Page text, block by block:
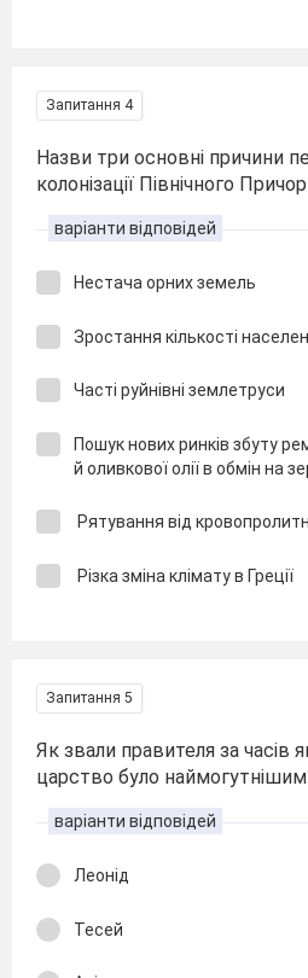
Запитання 4
Назви три основні причини
колонізації Північного
варіанти відповідей
Нестача орних земель
Зростання кількості
Часті руйнівні землетруси
Пошук нових ринків збуту
й олив­кової олії в обмін на
Рятування від
Різка зміна клімату в Греції
Запитання 5
Як звали правителя за часів
царство було
варіанти відповідей
Леонід
Тесей